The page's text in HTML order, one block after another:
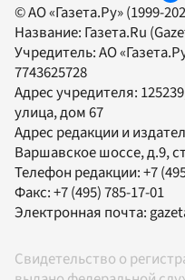
© АО «Газета.Ру» (1999-
Название: Газета.Ru
Учредитель:АО
7743625728
Адрес учредителя:
улица, дом 67
Адрес редакции и
Варшавское шоссе, д.9,
Телефон редакции:+7
Факс:+7 (495) 785-17-01
Электронная почта:
Свидетельство о